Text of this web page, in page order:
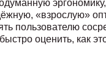
«взрослую»
пользователю
оценить, как